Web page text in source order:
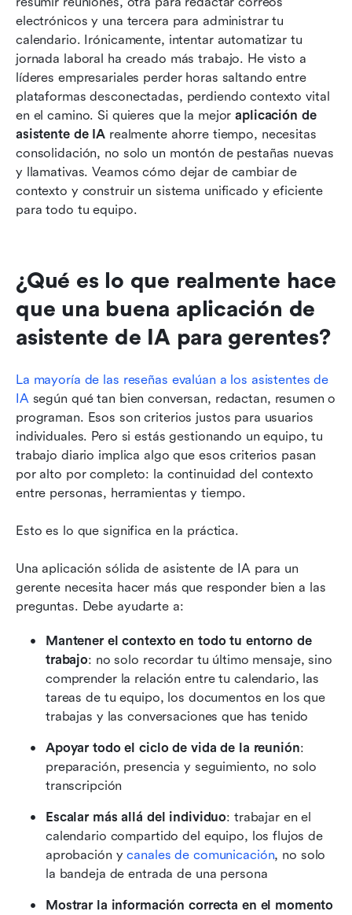
electrónicos y una tercera para administrar tu
calendario. Irónicamente, intentar automatizar tu
jornada laboral ha creado más trabajo. He visto a
líderes empresariales perder horas saltando entre
plataformas desconectadas, perdiendo contexto vital
en el camino. Si quieres que la mejor aplicación de
asistente de IA realmente ahorre tiempo, necesitas
consolidación, no solo un montón de pestañas nuevas
y llamativas. Veamos cómo dejar de cambiar de
contexto y construir un sistema unificado y eficiente
para todo tu equipo.
¿Qué es lo que realmente hace
que una buena aplicación de
asistente de IA para gerentes?
La mayoría de las reseñas evalúan a los asistentes de
IA según qué tan bien conversan, redactan, resumen o
programan. Esos son criterios justos para usuarios
individuales. Pero si estás gestionando un equipo, tu
trabajo diario implica algo que esos criterios pasan
por alto por completo: la continuidad del contexto
entre personas, herramientas y tiempo.
Esto es lo que significa en la práctica.
Una aplicación sólida de asistente de IA para un
gerente necesita hacer más que responder bien a las
preguntas. Debe ayudarte a:
Mantener el contexto en todo tu entorno de
trabajo: no solo recordar tu último mensaje, sino
comprender la relación entre tu calendario, las
tareas de tu equipo, los documentos en los que
trabajas y las conversaciones que has tenido
Apoyar todo el ciclo de vida de la reunión:
preparación, presencia y seguimiento, no solo
transcripción
Escalar más allá del individuo: trabajar en el
calendario compartido del equipo, los flujos de
aprobación y canales de comunicación, no solo
la bandeja de entrada de una persona
Mostrar la información correcta en el momento
revisadas: herramientas de propósito general y
de razonamiento
Las mejores aplicaciones de asistente de IA
revisadas: herramientas de programación,
tareas y flujo de trabajo
Qué buscar cuando tu equipo está creciendo: la
perspectiva empresarial y de gestión
Cómo Lark aborda el desafío del asistente de
IA para equipos empresariales
Conclusión
Preguntas frecuentes
Lectura relacionada